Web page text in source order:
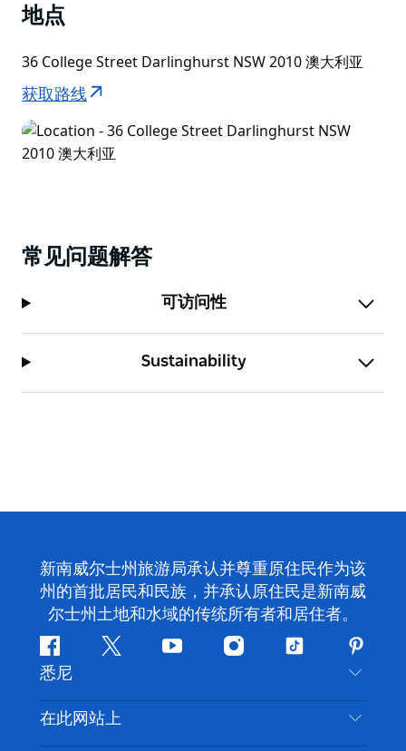
地点
36 College Street Darlinghurst NSW 2010 澳大利亚
获取路线
常见问题解答
可访问性
Sustainability
新南威尔士州旅游局承认并尊重原住民作为该
州的首批居民和民族，并承认原住民是新南威
尔士州土地和水域的传统所有者和居住者。
Facebook叽
喳
喳
YouTubeInstagram
抖
悉尼
联系我们
免责声明
在此网站上